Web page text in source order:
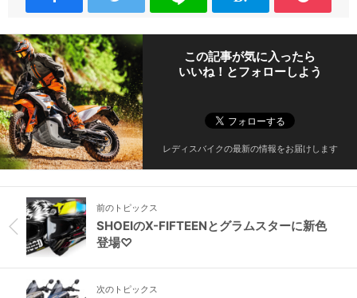
この記事が気に入ったら
いいね！とフォローしよう
レディスバイクの最新の情報をお届けします
前のトピックス
SHOEIのX-FIFTEENとグラムスターに新色
登場♡
次のトピックス